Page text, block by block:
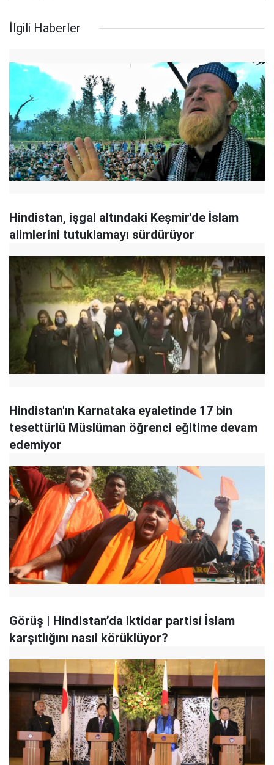
İlgili Haberler
Hindistan, işgal altındaki Keşmir'de İslam
alimlerini tutuklamayı sürdürüyor
Hindistan'ın Karnataka eyaletinde 17 bin
tesettürlü Müslüman öğrenci eğitime devam
edemiyor
Görüş | Hindistan’da iktidar partisi İslam
karşıtlığını nasıl körüklüyor?